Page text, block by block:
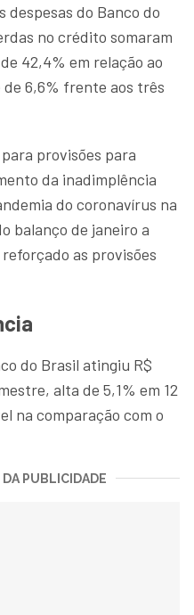
despesas do Banco do
no crédito somaram
42,4% em relação ao
6,6% frente aos três
provisões para
da inadimplência
do coronavírus na
balanço de janeiro a
as provisões
do Brasil atingiu R$
alta de 5,1% em 12
na comparação com o
PUBLICIDADE